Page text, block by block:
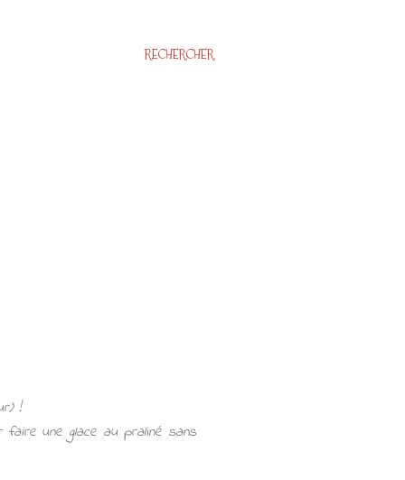
RECHERCHER
!
une glace au praliné sans